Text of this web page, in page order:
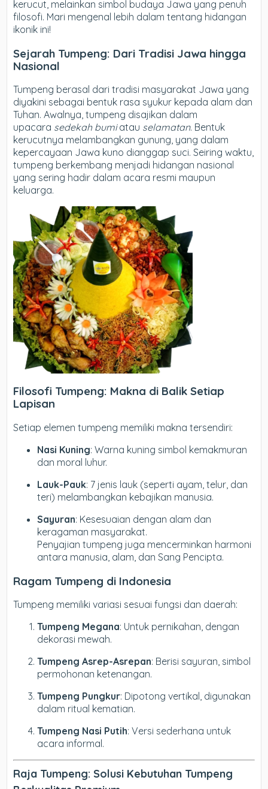
kerucut, melainkan simbol budaya Jawa yang penuh
filosofi. Mari mengenal lebih dalam tentang hidangan
ikonik ini!
Sejarah Tumpeng: Dari Tradisi Jawa hingga
Nasional
Tumpeng berasal dari tradisi masyarakat Jawa yang
diyakini sebagai bentuk rasa syukur kepada alam dan
Tuhan. Awalnya, tumpeng disajikan dalam
upacara sedekah bumiatau selamatan. Bentuk
kerucutnya melambangkan gunung, yang dalam
kepercayaan Jawa kuno dianggap suci. Seiring waktu,
tumpeng berkembang menjadi hidangan nasional
yang sering hadir dalam acara resmi maupun
keluarga.
Filosofi Tumpeng: Makna di Balik Setiap
Lapisan
Setiap elemen tumpeng memiliki makna tersendiri:
Nasi Kuning: Warna kuning simbol kemakmuran
dan moral luhur.
Lauk-Pauk: 7 jenis lauk (seperti ayam, telur, dan
teri) melambangkan kebajikan manusia.
Sayuran: Kesesuaian dengan alam dan
keragaman masyarakat.
Penyajian tumpeng juga mencerminkan harmoni
antara manusia, alam, dan Sang Pencipta.
Ragam Tumpeng di Indonesia
Tumpeng memiliki variasi sesuai fungsi dan daerah:
Tumpeng Megana: Untuk pernikahan, dengan
dekorasi mewah.
Tumpeng Asrep-Asrepan: Berisi sayuran, simbol
permohonan ketenangan.
Tumpeng Pungkur: Dipotong vertikal, digunakan
dalam ritual kematian.
Tumpeng Nasi Putih: Versi sederhana untuk
acara informal.
Raja Tumpeng: Solusi Kebutuhan Tumpeng